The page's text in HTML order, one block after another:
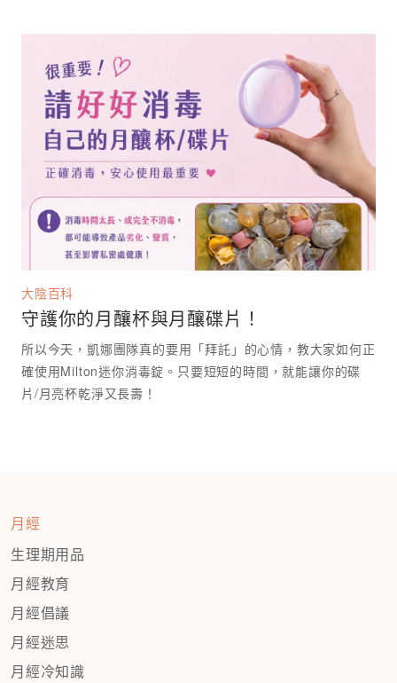
大陰百科
守護你的月釀杯與月釀碟片！
所以今天，凱娜團隊真的要用「拜託」的心情，教大家如何正
確使用Milton迷你消毒錠。只要短短的時間，就能讓你的碟
月經
生理期用品
月經教育
月經倡議
月經迷思
月經冷知識